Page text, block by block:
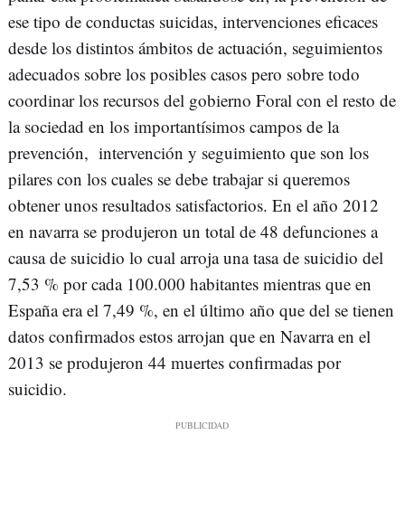
ese tipo de conductas suicidas, intervenciones eficaces
desde los distintos ámbitos de actuación, seguimientos
adecuados sobre los posibles casos pero sobre todo
coordinar los recursos del gobierno Foral con el resto de
la sociedad en los importantísimos campos de la
prevención, intervención y seguimiento que son los
pilares con los cuales se debe trabajar si queremos
obtener unos resultados satisfactorios. En el año 2012
en navarra se produjeron un total de 48 defunciones a
causa de suicidio lo cual arroja una tasa de suicidio del
7,53 % por cada 100.000 habitantes mientras que en
España era el 7,49 %, en el último año que del se tienen
datos confirmados estos arrojan que en Navarra en el
2013 se produjeron 44 muertes confirmadas por
suicidio.